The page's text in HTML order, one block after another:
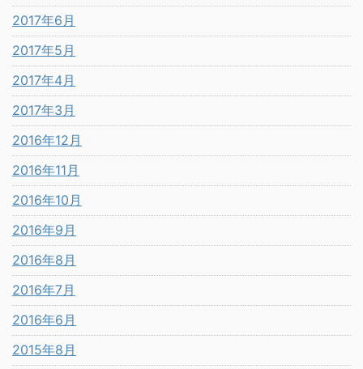
2017年6月
2017年5月
2017年4月
2017年3月
2016年12月
2016年11月
2016年10月
2016年9月
2016年8月
2016年7月
2016年6月
2015年8月